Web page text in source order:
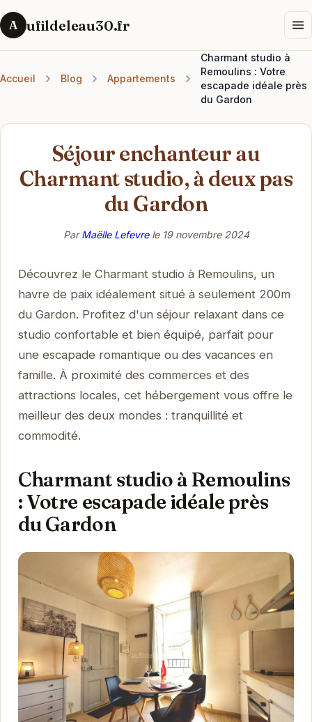
A ufildeleau30.fr
Accueil Blog Appartements
Charmant studio à
Remoulins : Votre
escapade idéale près
du Gardon
Séjour enchanteur au
Charmant studio, à deux pas
du Gardon
ParMaëlle Lefevrele 19 novembre 2024
Découvrez le Charmant studio à Remoulins, un
havre de paix idéalement situé à seulement 200m
du Gardon. Profitez d'un séjour relaxant dans ce
studio confortable et bien équipé, parfait pour
une escapade romantique ou des vacances en
famille. À proximité des commerces et des
attractions locales, cet hébergement vous offre le
meilleur des deux mondes : tranquillité et
commodité.
Charmant studio à Remoulins
: Votre escapade idéale près
du Gardon